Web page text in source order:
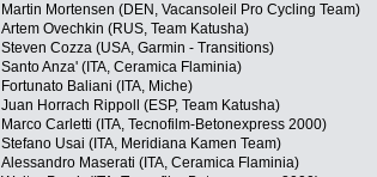
Martin Mortensen (DEN, Vacansoleil Pro Cycling Team)
Artem Ovechkin (RUS, Team Katusha)
Steven Cozza (USA, Garmin - Transitions)
Santo Anza' (ITA, Ceramica Flaminia)
Fortunato Baliani (ITA, Miche)
Juan Horrach Rippoll (ESP, Team Katusha)
Marco Carletti (ITA, Tecnofilm-Betonexpress 2000)
Stefano Usai (ITA, Meridiana Kamen Team)
Alessandro Maserati (ITA, Ceramica Flaminia)